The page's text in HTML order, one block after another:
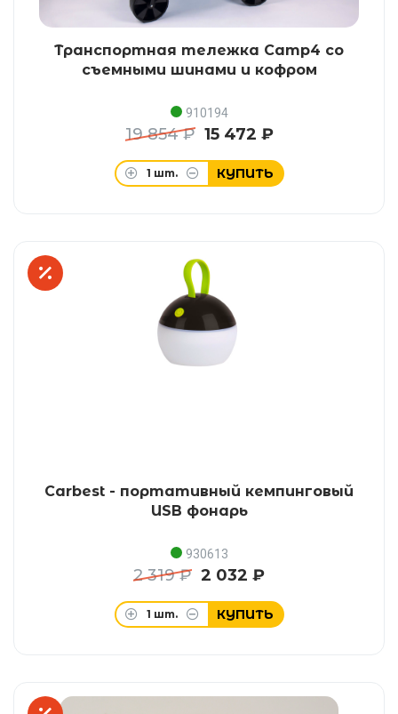
Транспортная тележка Camp4 со
съемными шинами и кофром
910194
19 854 ₽ 15 472 ₽
1 шт. КУПИТЬ
Carbest - портативный кемпинговый
USB фонарь
930613
2 319 ₽ 2 032 ₽
1 шт. КУПИТЬ